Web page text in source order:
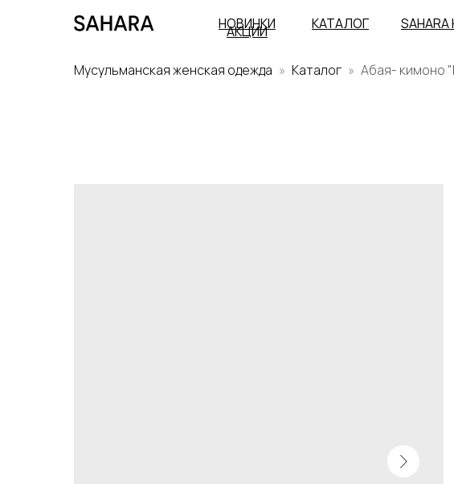
КАТАЛОГ
НОВИНКИ
АКЦИИ SAHARA
Мусульманская женская одежда Каталог Абая- кимоно